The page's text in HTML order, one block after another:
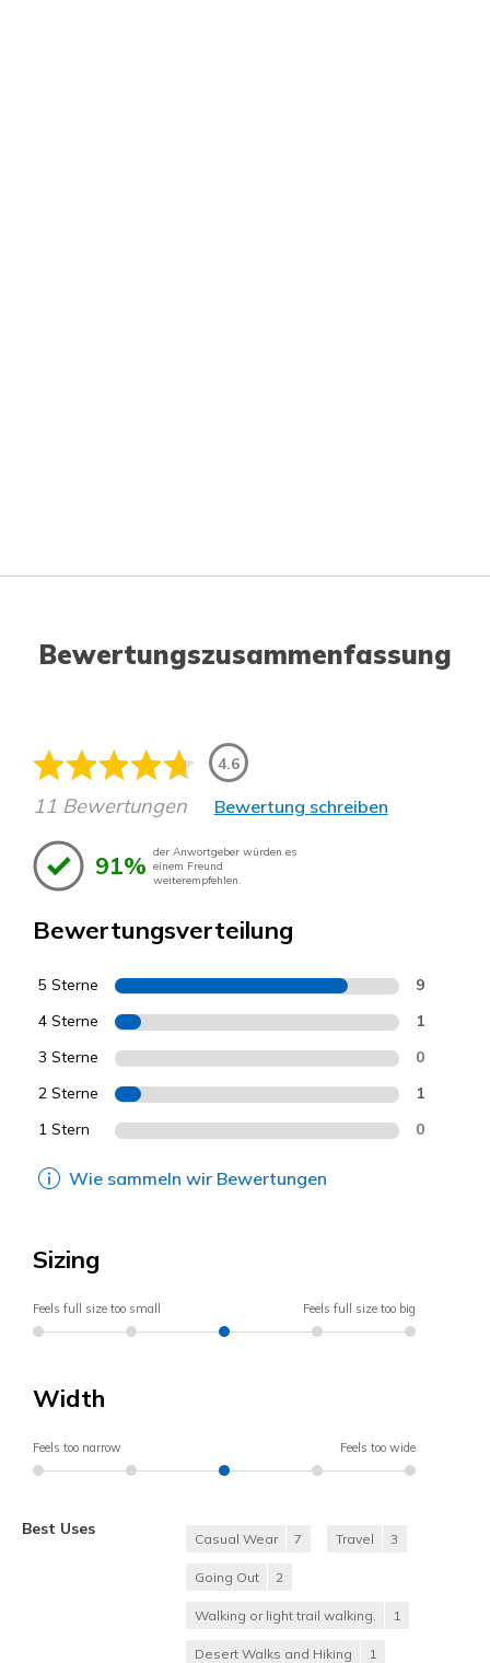
Bewertungszusammenfassung
4.6
11 Bewertungen Bewertung schreiben
91% der Anwortgeber würden es
einem Freund
weiterempfehlen.
Bewertungsverteilung
5 Sterne 9
4 Sterne 1
3 Sterne 0
2 Sterne 1
1 Stern 0
Wie sammeln wir Bewertungen
Sizing
Feels full size too small Feels full size too big
Width
Feels too narrow Feels too wide
Best Uses
Casual Wear 7 Travel 3
Going Out 2
Walking or light trail walking. 1
Desert Walks and Hiking 1